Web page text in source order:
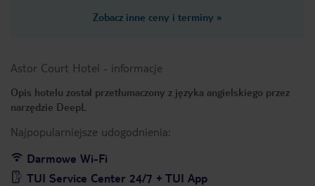
Zobacz inne ceny i terminy »
Astor Court Hotel - informacje
Opis hotelu został przetłumaczony z języka angielskiego przez
narzędzie DeepL
Najpopularniejsze udogodnienia:
Darmowe Wi-Fi
TUI Service Center 24/7 + TUI App